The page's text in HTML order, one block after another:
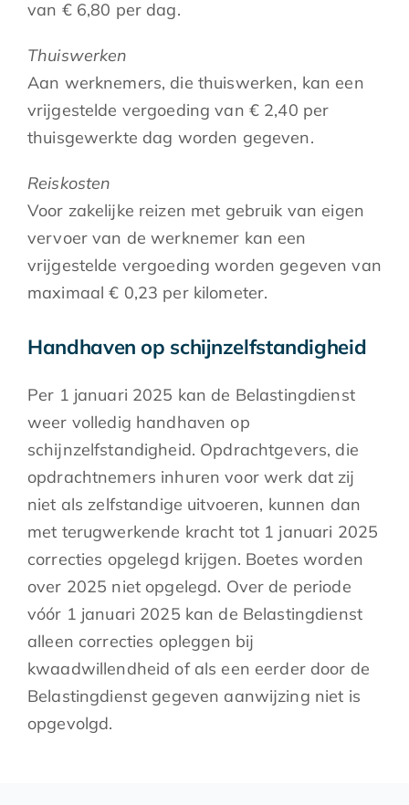
van € 6,80 per dag.
Thuiswerken
Aan werknemers, die thuiswerken, kan een
vrijgestelde vergoeding van € 2,40 per
thuisgewerkte dag worden gegeven.
Reiskosten
Voor zakelijke reizen met gebruik van eigen
vervoer van de werknemer kan een
vrijgestelde vergoeding worden gegeven van
maximaal € 0,23 per kilometer.
Handhaven op schijnzelfstandigheid
Per 1 januari 2025 kan de Belastingdienst
weer volledig handhaven op
schijnzelfstandigheid. Opdrachtgevers, die
opdrachtnemers inhuren voor werk dat zij
niet als zelfstandige uitvoeren, kunnen dan
met terugwerkende kracht tot 1 januari 2025
correcties opgelegd krijgen. Boetes worden
over 2025 niet opgelegd. Over de periode
vóór 1 januari 2025 kan de Belastingdienst
alleen correcties opleggen bij
kwaadwillendheid of als een eerder door de
Belastingdienst gegeven aanwijzing niet is
opgevolgd.